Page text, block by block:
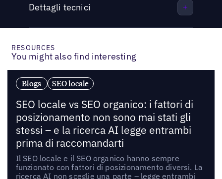
Dettagli tecnici
RESOURCES
You might also find interesting
Blogs SEO locale
SEO locale vs SEO organico: i fattori di
posizionamento non sono mai stati gli
stessi – e la ricerca AI legge entrambi
prima di raccomandarti
Il SEO locale e il SEO organico hanno sempre
funzionato con fattori di posizionamento diversi. La
ricerca AI non sceglie una parte – legge entrambi